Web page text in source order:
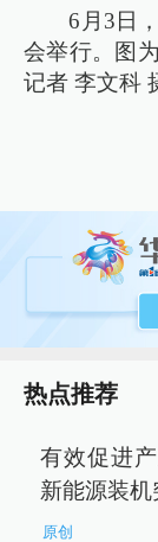
6月3日
会举行。图
记者 李文科
热点推荐
有效促进
新能源装
原创